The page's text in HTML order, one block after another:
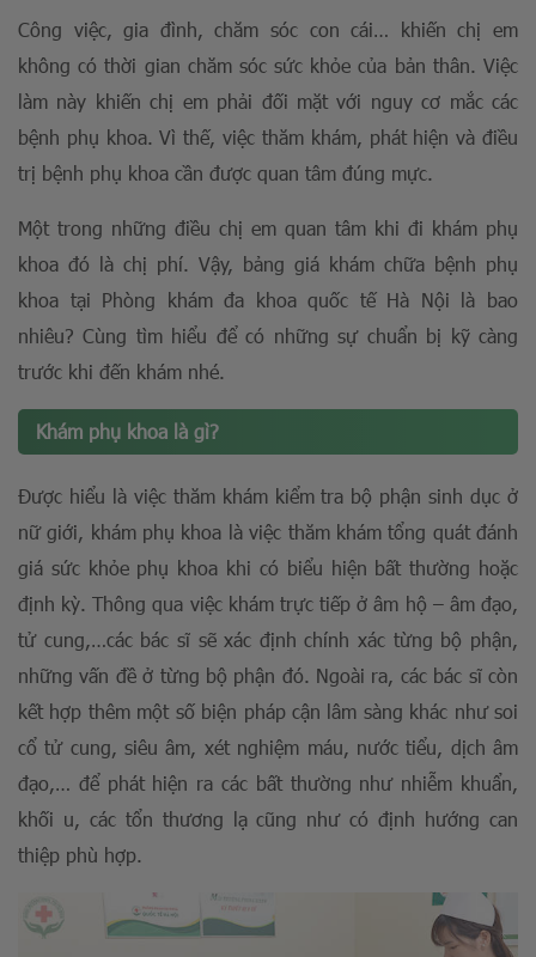
Công việc, gia đình, chăm sóc con cái… khiến chị em
không có thời gian chăm sóc sức khỏe của bản thân. Việc
làm này khiến chị em phải đối mặt với nguy cơ mắc các
bệnh phụ khoa. Vì thế, việc thăm khám, phát hiện và điều
trị bệnh phụ khoa cần được quan tâm đúng mực.
Một trong những điều chị em quan tâm khi đi khám phụ
khoa đó là chị phí. Vậy, bảng giá khám chữa bệnh phụ
khoa tại Phòng khám đa khoa quốc tế Hà Nội là bao
nhiêu? Cùng tìm hiểu để có những sự chuẩn bị kỹ càng
trước khi đến khám nhé.
Khám phụ khoa là gì?
Được hiểu là việc thăm khám kiểm tra bộ phận sinh dục ở
nữ giới, khám phụ khoa là việc thăm khám tổng quát đánh
giá sức khỏe phụ khoa khi có biểu hiện bất thường hoặc
định kỳ. Thông qua việc khám trực tiếp ở âm hộ – âm đạo,
tử cung,…các bác sĩ sẽ xác định chính xác từng bộ phận,
những vấn đề ở từng bộ phận đó. Ngoài ra, các bác sĩ còn
kết hợp thêm một số biện pháp cận lâm sàng khác như soi
cổ tử cung, siêu âm, xét nghiệm máu, nước tiểu, dịch âm
đạo,… để phát hiện ra các bất thường như nhiễm khuẩn,
khối u, các tổn thương lạ cũng như có định hướng can
thiệp phù hợp.